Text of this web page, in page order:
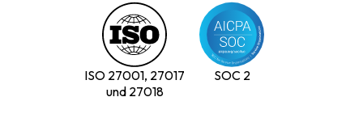
ISO 27001, 27017
und 27018
SOC 2